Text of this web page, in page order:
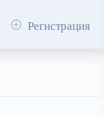
Регистрация